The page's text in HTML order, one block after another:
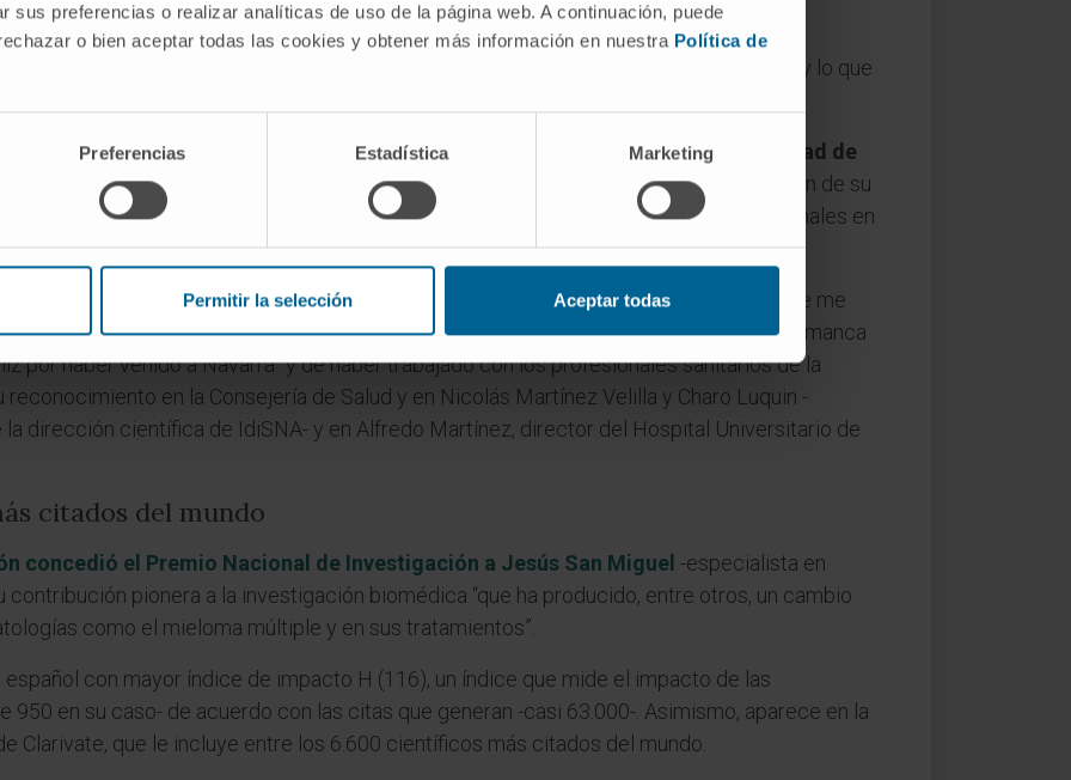
sus preferencias o realizar analíticas de uso de la página web. A continuación, puede
o bien aceptar todas las cookies y obtener más información en nuestra Política de
Preferencias Estadística Marketing
Permitir la selección Aceptar todas
y Nicolás Martínez Velilla, director científico de IdiSNA , han justificado este
Dr. San Miguel con el Instituto y “su aportación a la investigación sanitaria en navarra y lo que
según ha destacado la consejera.
de IdiSNA y director del departamento de Hematología de la Clínica Universidad de
doctor San Miguel “su visión de los pacientes como el centro de su actividad y la razón de su
“el legado que sigue dejando: médicos y científicos que hoy son líderes internacionales en
su agradecimiento: “Soy deudor de las personas con las que he trabajado, que me
Miguel desarrolló previamente parte de su carrera en el Hospital Universitario de Salamanca
por haber venido a Navarra” y de haber trabajado con los profesionales sanitarios de la
en la Consejería de Salud y en Nicolás Martínez Velilla y Charo Luquin -
dirección científica de IdiSNA- y en Alfredo Martínez, director del Hospital Universitario de
citados del mundo
concedió el Premio Nacional de Investigación a Jesús San Miguel -especialista en
pionera a la investigación biomédica “que ha producido, entre otros, un cambio
como el mieloma múltiple y en sus tratamientos”.
con mayor índice de impacto H (116), un índice que mide el impacto de las
en su caso- de acuerdo con las citas que generan -casi 63.000-. Asimismo, aparece en la
Clarivate, que le incluye entre los 6.600 científicos más citados del mundo.